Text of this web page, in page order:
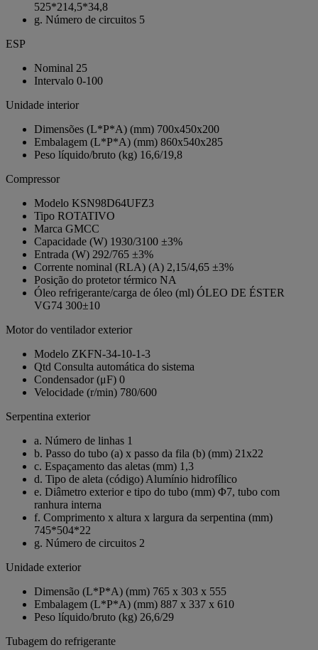
525*214,5*34,8
g. Número de circuitos 5
ESP
Nominal 25
Intervalo 0-100
Unidade interior
Dimensões (L*P*A) (mm) 700x450x200
Embalagem (L*P*A) (mm) 860x540x285
Peso líquido/bruto (kg) 16,6/19,8
Compressor
Modelo KSN98D64UFZ3
Tipo ROTATIVO
Marca GMCC
Capacidade (W) 1930/3100 ±3%
Entrada (W) 292/765 ±3%
Corrente nominal (RLA) (A) 2,15/4,65 ±3%
Posição do protetor térmico NA
Óleo refrigerante/carga de óleo (ml) ÓLEO DE ÉSTER
VG74 300±10
Motor do ventilador exterior
Modelo ZKFN-34-10-1-3
Qtd Consulta automática do sistema
Condensador (μF) 0
Velocidade (r/min) 780/600
Serpentina exterior
a. Número de linhas 1
b. Passo do tubo (a) x passo da fila (b) (mm) 21x22
c. Espaçamento das aletas (mm) 1,3
d. Tipo de aleta (código) Alumínio hidrofílico
e. Diâmetro exterior e tipo do tubo (mm) Φ7, tubo com
ranhura interna
f. Comprimento x altura x largura da serpentina (mm)
745*504*22
g. Número de circuitos 2
Unidade exterior
Dimensão (L*P*A) (mm) 765 x 303 x 555
Embalagem (L*P*A) (mm) 887 x 337 x 610
Peso líquido/bruto (kg) 26,6/29
Tubagem do refrigerante